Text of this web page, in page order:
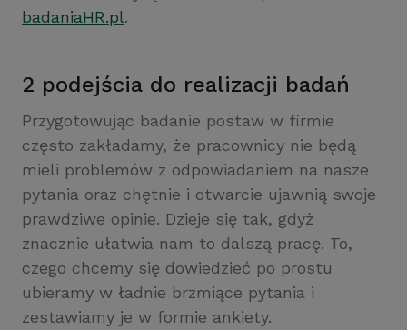
badaniaHR.pl.
2 podejścia do realizacji badań
Przygotowując badanie postaw w firmie
często zakładamy, że pracownicy nie będą
mieli problemów z odpowiadaniem na nasze
pytania oraz chętnie i otwarcie ujawnią swoje
prawdziwe opinie. Dzieje się tak, gdyż
znacznie ułatwia nam to dalszą pracę. To,
czego chcemy się dowiedzieć po prostu
ubieramy w ładnie brzmiące pytania i
zestawiamy je w formie ankiety.